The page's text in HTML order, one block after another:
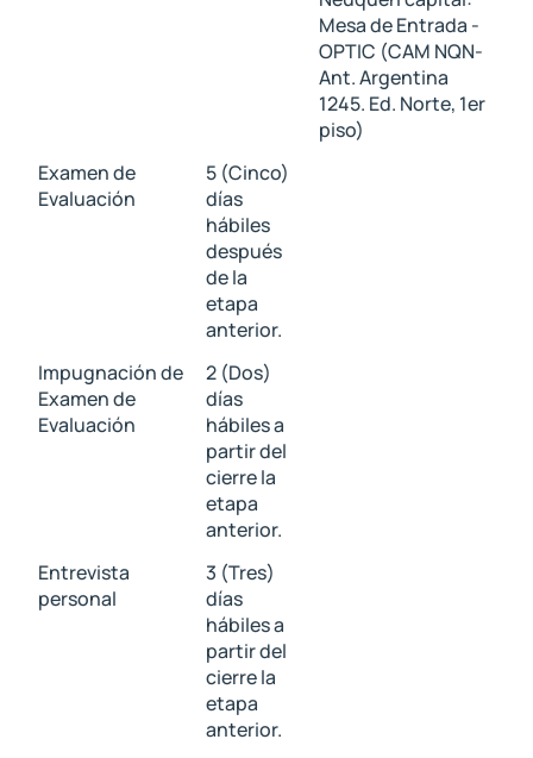
Mesa de Entrada -
OPTIC (CAM NQN-
Ant. Argentina
1245. Ed. Norte, 1er
piso)
Examen de
Evaluación
5 (Cinco)
días
hábiles
después
de la
etapa
anterior.
Impugnación de
Examen de
Evaluación
2 (Dos)
días
hábiles a
partir del
cierre la
etapa
anterior.
Entrevista
personal
3 (Tres)
días
hábiles a
partir del
cierre la
etapa
anterior.